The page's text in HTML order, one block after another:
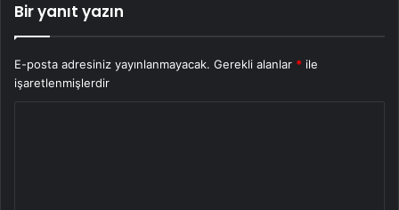
Bir yanıt yazın
E-posta adresiniz yayınlanmayacak. Gerekli alanlar * ile
işaretlenmişlerdir